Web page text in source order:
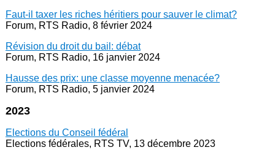
Faut-il taxer les riches héritiers pour sauver le climat?
Forum, RTS Radio, 8 février 2024
Révision du droit du bail: débat
Forum, RTS Radio, 16 janvier 2024
Hausse des prix: une classe moyenne menacée?
Forum, RTS Radio, 5 janvier 2024
2023
Elections du Conseil fédéral
Elections fédérales, RTS TV, 13 décembre 2023